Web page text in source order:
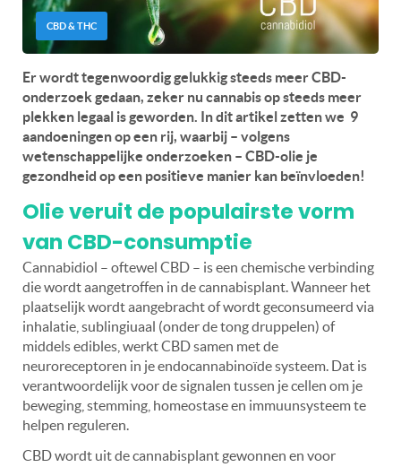
CBD & THC
Er wordt tegenwoordig gelukkig steeds meer CBD-
onderzoek gedaan, zeker nu cannabis op steeds meer
plekken legaal is geworden. In dit artikel zetten we 9
aandoeningen op een rij, waarbij – volgens
wetenschappelijke onderzoeken – CBD-olie je
gezondheid op een positieve manier kan beïnvloeden!
Olie veruit de populairste vorm
van CBD-consumptie
Cannabidiol – oftewel CBD – is een chemische verbinding
die wordt aangetroffen in de cannabisplant. Wanneer het
plaatselijk wordt aangebracht of wordt geconsumeerd via
inhalatie, sublingiuaal (onder de tong druppelen) of
middels edibles, werkt CBD samen met de
neuroreceptoren in je endocannabinoïde systeem. Dat is
verantwoordelijk voor de signalen tussen je cellen om je
beweging, stemming, homeostase en immuunsysteem te
helpen reguleren.
CBD wordt uit de cannabisplant gewonnen en voor